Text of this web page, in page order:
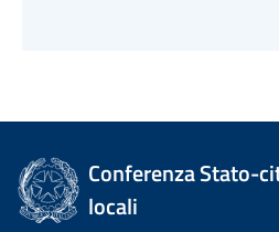
Conferenza Stato-
locali